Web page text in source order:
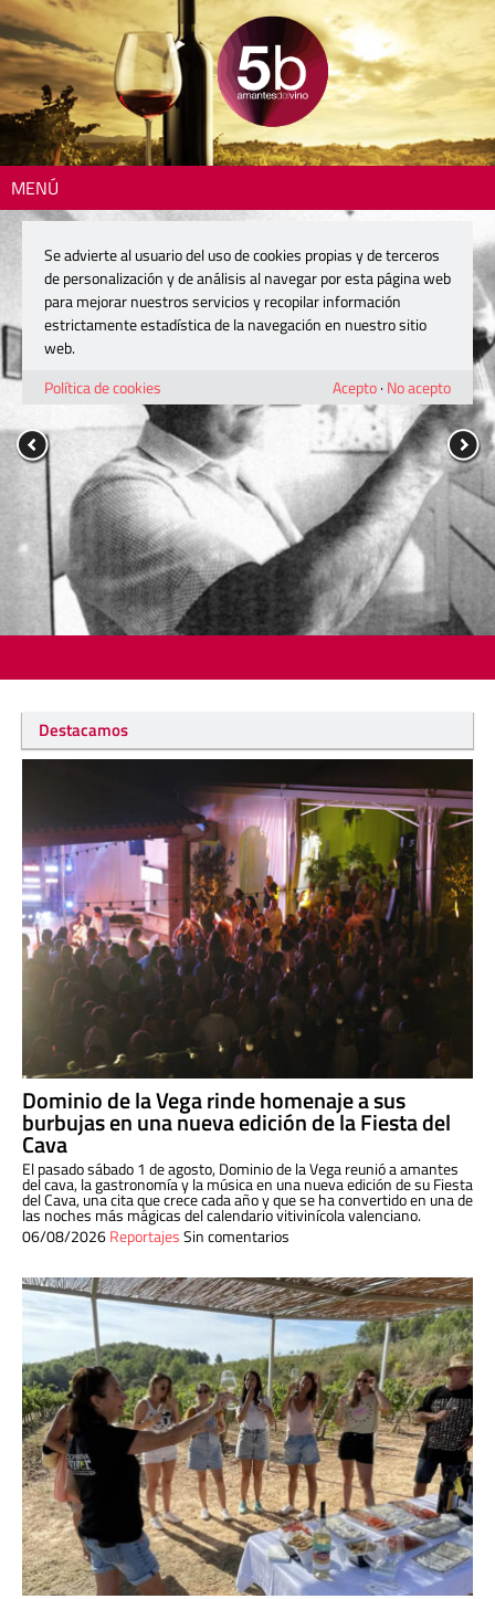
MENÚ
Destacamos
Dominio de la Vega rinde homenaje a sus
burbujas en una nueva edición de la Fiesta del
Cava
El pasado sábado 1 de agosto, Dominio de la Vega reunió a amantes
del cava, la gastronomía y la música en una nueva edición de su Fiesta
del Cava, una cita que crece cada año y que se ha convertido en una de
las noches más mágicas del calendario vitivinícola valenciano.
06/08/2026ReportajesSin comentarios
Se advierte al usuario del uso de cookies propias y de terceros
de personalización y de análisis al navegar por esta página web
para mejorar nuestros servicios y recopilar información
estrictamente estadística de la navegación en nuestro sitio
web.
Política de cookies
Acepto· No acepto